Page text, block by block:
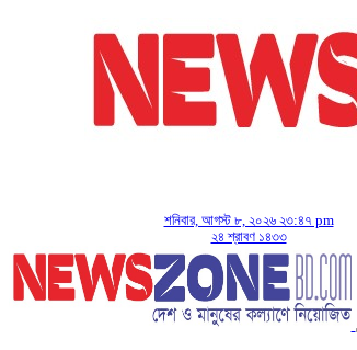
শনিবার, আগস্ট ৮, ২০২৬ ২৩:৪৭ pm
২৪ শ্রাবণ ১৪৩৩